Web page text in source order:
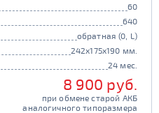
60
640
обратная (0, L)
242x175x190 мм.
24 мес.
8 900 руб.
при обмене старой АКБ
аналогичного типоразмера